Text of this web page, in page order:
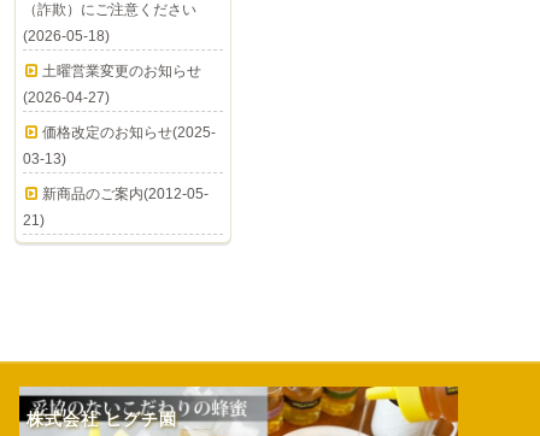
（詐欺）にご注意ください
(2026-05-18)
土曜営業変更のお知らせ
(2026-04-27)
価格改定のお知らせ(2025-
03-13)
新商品のご案内(2012-05-
21)
株式会社 ヒグチ園